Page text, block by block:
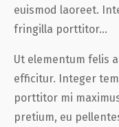
euismod laoreet.
fringilla porttitor…
Ut elementum felis
efficitur. Integer
porttitor mi
pretium, eu